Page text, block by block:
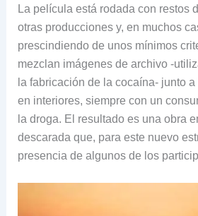
La película está rodada con restos
otras producciones y, en muchos
prescindiendo de unos mínimos
mezclan imágenes de archivo -
la fabricación de la cocaína- junto
en interiores, siempre con un
la droga. El resultado es una obra
descarada que, para este nuevo
presencia de algunos de los